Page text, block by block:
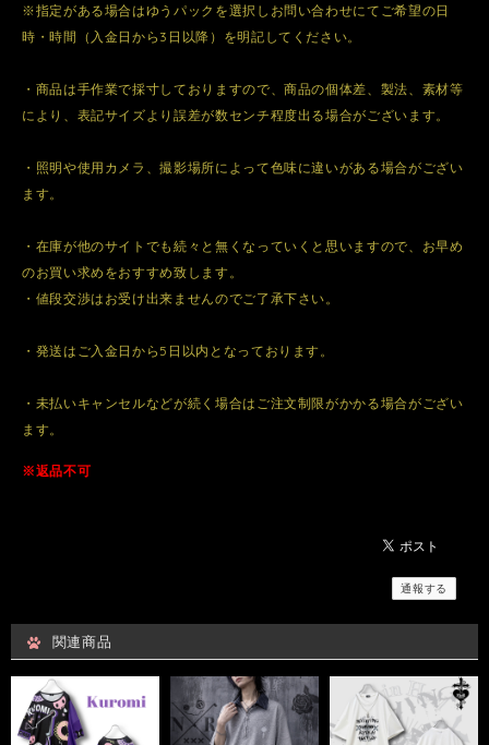
※指定がある場合はゆうパックを選択しお問い合わせにてご希望の日
時・時間（入金日から3日以降）を明記してください。
・商品は手作業で採寸しておりますので、商品の個体差、製法、素材等
により、表記サイズより誤差が数センチ程度出る場合がございます。
・照明や使用カメラ、撮影場所によって色味に違いがある場合がござい
ます。
・在庫が他のサイトでも続々と無くなっていくと思いますので、お早め
のお買い求めをおすすめ致します。
・値段交渉はお受け出来ませんのでご了承下さい。
・発送はご入金日から5日以内となっております。
・未払いキャンセルなどが続く場合はご注文制限がかかる場合がござい
ます。
※返品不可
通報する
関連商品